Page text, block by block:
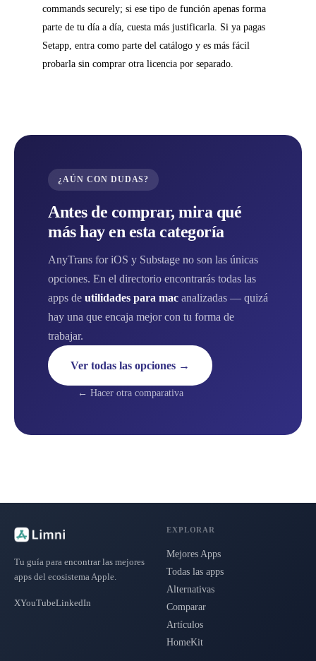
commands securely; si ese tipo de función apenas forma
parte de tu día a día, cuesta más justificarla. Si ya pagas
Setapp, entra como parte del catálogo y es más fácil
probarla sin comprar otra licencia por separado.
¿AÚN CON DUDAS?
Antes de comprar, mira qué
más hay en esta categoría
AnyTrans for iOS y Substage no son las únicas
opciones. En el directorio encontrarás todas las
apps de utilidades para mac analizadas — quizá
hay una que encaja mejor con tu forma de
trabajar.
Ver todas las opciones →
← Hacer otra comparativa
Tu guía para encontrar las mejores
apps del ecosistema Apple.
XYouTubeLinkedIn
EXPLORAR
Mejores Apps
Todas las apps
Alternativas
Comparar
Artículos
HomeKit